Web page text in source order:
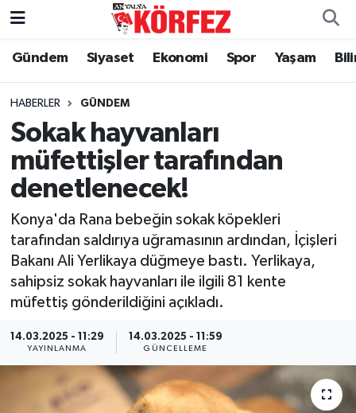
Gündem Siyaset Ekonomi Spor Yaşam
HABERLER GÜNDEM
Sokak hayvanları
müfettişler tarafından
denetlenecek!
Konya'da Rana bebeğin sokak köpekleri
tarafından saldırıya uğramasının ardından, İçişleri
Bakanı Ali Yerlikaya düğmeye bastı. Yerlikaya,
sahipsiz sokak hayvanları ile ilgili 81 kente
müfettiş gönderildiğini açıkladı.
14.03.2025 - 11:29
YAYINLANMA
14.03.2025 - 11:59
GÜNCELLEME
Gündem
Siyaset
Yerel Yönetim
Ekonomi
Spor
Yaşam
Asayiş
Dünya
Eğitim
Nöbetçi Eczaneler
Hava Durumu
Trafik Durumu
Süper Lig Puan Durumu ve Fikstür
Tüm Manşetler
Son Dakika Haberleri
Haber Arşivi